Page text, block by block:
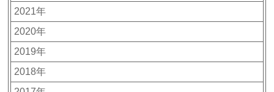
2021年
2020年
2019年
2018年